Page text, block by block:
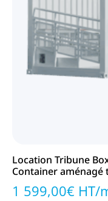
Location Tribune
Container aménagé
1 599,00€ HT/